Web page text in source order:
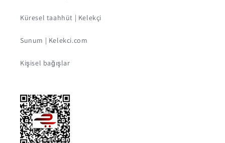
Küresel taahhüt | Kelekçi
Sunum | Kelekci.com
Kişisel bağışlar